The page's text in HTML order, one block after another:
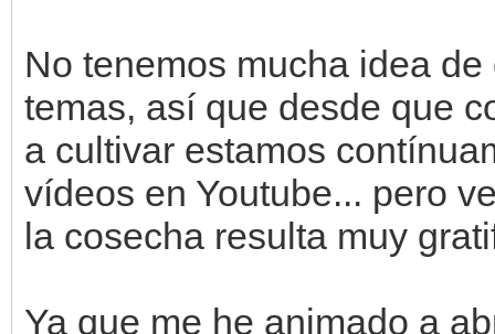
No tenemos mucha idea
temas, así que desde que
a cultivar estamos
vídeos en Youtube... pero
la cosecha resulta muy
Ya que me he animado a